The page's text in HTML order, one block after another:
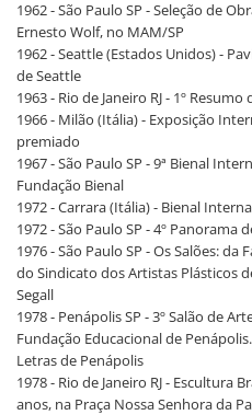
1962 - São Paulo SP - Seleção de
Ernesto Wolf, no MAM/SP
1962 - Seattle (Estados Unidos) -
de Seattle
1963 - Rio de Janeiro RJ - 1º
1966 - Milão (Itália) - Exposição
premiado
1967 - São Paulo SP - 9ª Bienal
Fundação Bienal
1972 - Carrara (Itália) - Bienal
1972 - São Paulo SP - 4º Panorama
1976 - São Paulo SP - Os Salões:
do Sindicato dos Artistas Plásticos
Segall
1978 - Penápolis SP - 3º Salão de
Fundação Educacional de
Letras de Penápolis
1978 - Rio de Janeiro RJ - Escultura
anos, na Praça Nossa Senhora da